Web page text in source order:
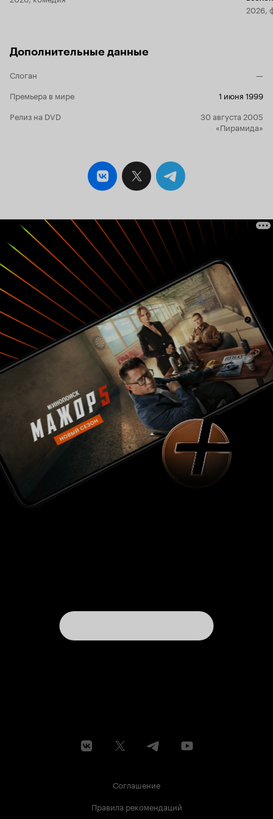
2026,
Дополнительные данные
Слоган
—
Премьера в мире
1 июня 1999
Релиз на DVD
30 августа 2005
«Пирамида»
Соглашение
Правила рекомендаций